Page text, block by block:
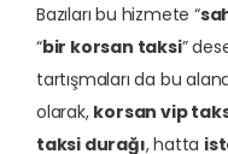
Bazıları bu hizmete “
“bir korsan taksi”
tartışmaları da bu
olarak, korsan vip
taksi durağı, hatta